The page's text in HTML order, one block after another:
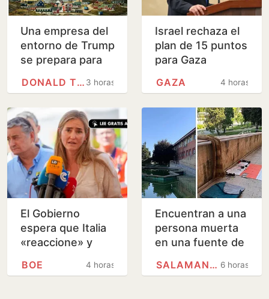
Una empresa del
entorno de Trump
se prepara para
Groenlandia sin3 horas
DONALD TRUMP
Israel rechaza el
plan de 15 puntos
para Gaza
Trump
4 horas
GAZA
El Gobierno
espera que Italia
«reaccione» y
espacio
4 horas
BOE
Encuentran a una
persona muerta
en una fuente de
6 horas
SALAMANCA